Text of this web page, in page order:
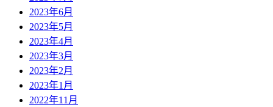
2023年6月
2023年5月
2023年4月
2023年3月
2023年2月
2023年1月
2022年11月